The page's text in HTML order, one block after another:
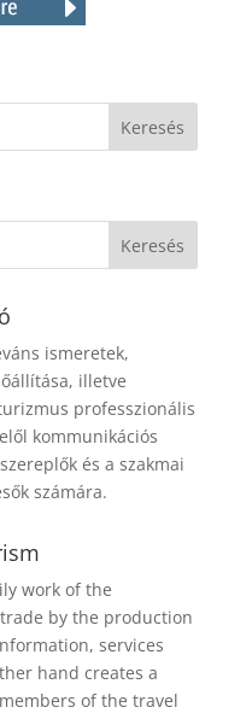
ismeretek,
illetve
professzionális
kommunikációs
és a szakmai
számára.
work of the
by the production
services
hand creates a
of the travel